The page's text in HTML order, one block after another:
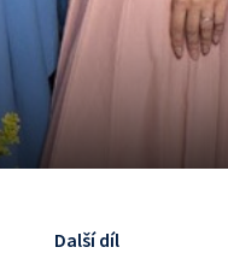
Další díl